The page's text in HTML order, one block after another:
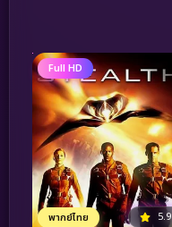
Full HD
พากย์ไทย 5.9